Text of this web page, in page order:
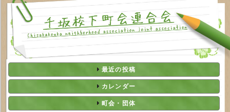
最近の投稿
カレンダー
町会・団体